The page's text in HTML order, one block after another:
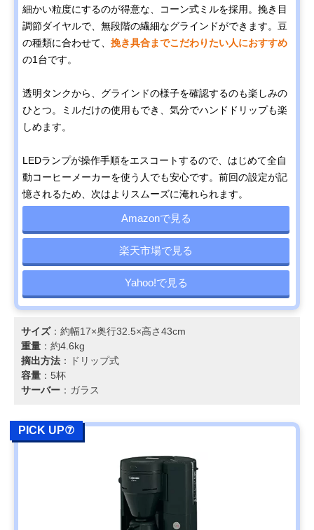
細かい粒度にするのが得意な、コーン式ミルを採用。挽き目
調節ダイヤルで、無段階の繊細なグラインドができます。豆
の種類に合わせて、 挽き具合までこだわりたい人におすすめ
の1台です。
透明タンクから、グラインドの様子を確認するのも楽しみの
ひとつ。ミルだけの使用もでき、気分でハンドドリップも楽
しめます。
LEDランプが操作手順をエスコートするので、はじめて全自
動コーヒーメーカーを使う人でも安心です。前回の設定が記
憶されるため、次はよりスムーズに淹れられます。
Amazonで見る
楽天市場で見る
Yahoo!で見る
サイズ：約幅17×奥行32.5×高さ43cm
重量 ：約4.6kg
摘出方法 ：ドリップ式
容量 ：5杯
サーバー ：ガラス
PICK UP⑦